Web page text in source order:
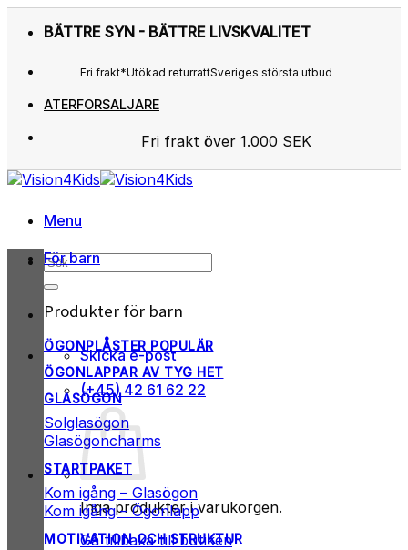
BÄTTRE SYN - BÄTTRE LIVSKVALITET
Fri frakt*Utökad returrattSveriges största utbud
ATERFORSALJARE
Fri frakt över 1.000 SEK
Kunderna älskar oss
Utökad returratt
Sveriges största utbud
Menu
Sök
Skicka e-post
(+45) 42 61 62 22
Inga produkter i varukorgen.
Gå tillbaka till butiken
För barn
Produkter för barn
ÖGONPLÅSTER
ÖGONLAPPAR AV TYG
GLASÖGON
Solglasögon
Glasögoncharms
STARTPAKET
Kom igång – Glasögon
Kom igång – Ögonlapp
MOTIVATION OCH STRUKTUR